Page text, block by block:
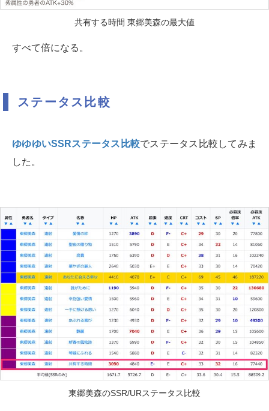
共有する時間 東郷美森の最大値
すべて倍になる。
ステータス比較
ゆゆゆいSSRステータス比較でステータス比較してみま
した。
東郷美森のSSR/URステータス比較